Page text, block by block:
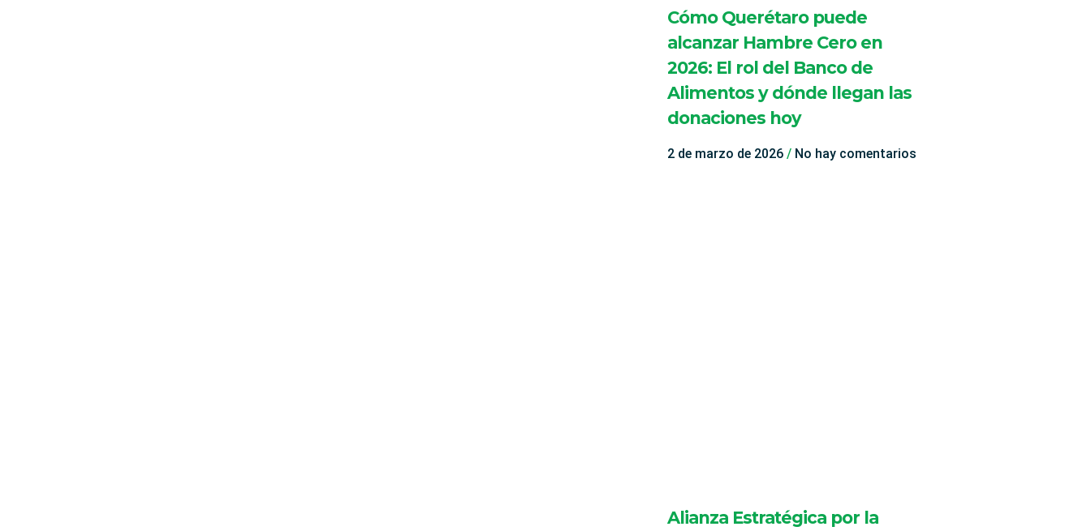
Cómo Querétaro puede
alcanzar Hambre Cero en
2026: El rol del Banco de
Alimentos y dónde llegan las
donaciones hoy
2 de marzo de 2026 No hay comentarios
Alianza Estratégica por la